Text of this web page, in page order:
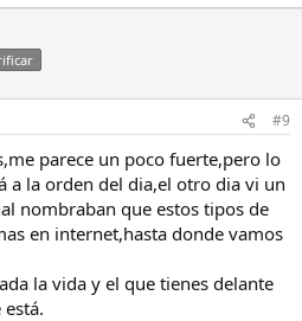
#9
parece un poco fuerte,pero lo
a la orden del dia,el otro dia vi un
nombraban que estos tipos de
en internet,hasta donde vamos
la vida y el que tienes delante